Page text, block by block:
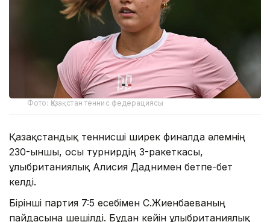
Фото: Қазақстан теннис федерациясы
Қазақстандық теннисші ширек финалда әлемнің
230-ыншы, осы турнирдің 3-ракеткасы,
ұлыбританиялық Алисия Даднимен бетпе-бет
келді.
Бірінші партия 7:5 есебімен С.Жиенбаеваның
пайдасына шешілді. Бұдан кейін ұлыбританиялық